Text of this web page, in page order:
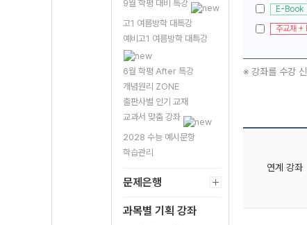
9월 학평 대비 특강
고1 여름방학 대특강
예비고1 여름방학 대특강
6월 학평 After 특강
개념원리 ZONE
출판사별 인기 교재
교과서 맞춤 강좌
2028 수능 예시문항
학습관리
문제은행
과목별 기획 강좌
E-Book
주교재
※ 강좌를 수강
연계 강좌